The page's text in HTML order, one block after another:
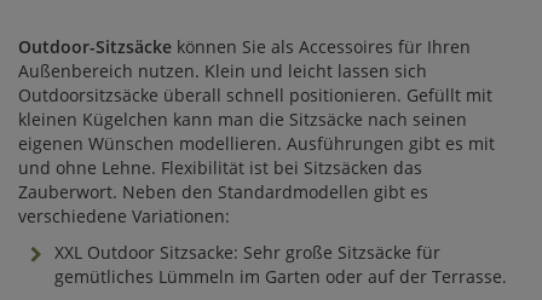
Outdoor-Sitzsäcke können Sie als Accessoires für Ihren
Außenbereich nutzen. Klein und leicht lassen sich
Outdoorsitzsäcke überall schnell positionieren. Gefüllt mit
kleinen Kügelchen kann man die Sitzsäcke nach seinen
eigenen Wünschen modellieren. Ausführungen gibt es mit
und ohne Lehne. Flexibilität ist bei Sitzsäcken das
Zauberwort. Neben den Standardmodellen gibt es
verschiedene Variationen:
XXL Outdoor Sitzsacke: Sehr große Sitzsäcke für
gemütliches Lümmeln im Garten oder auf der Terrasse.